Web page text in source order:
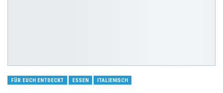
FÜR EUCH ENTDECKT ESSEN ITALIENISCH